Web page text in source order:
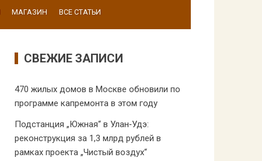
МАГАЗИН ВСЕ СТАТЬИ
СВЕЖИЕ ЗАПИСИ
470 жилых домов в Москве обновили по
программе капремонта в этом году
Подстанция „Южная“ в Улан‑Удэ:
реконструкция за 1,3 млрд рублей в
рамках проекта „Чистый воздух“